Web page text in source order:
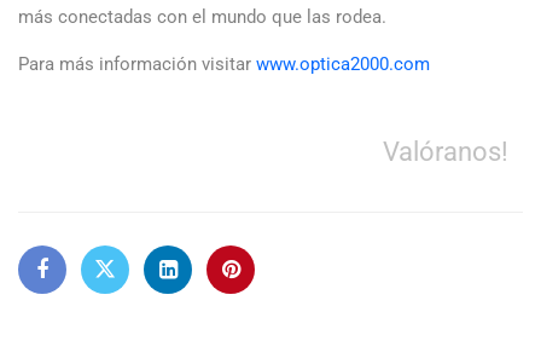
más conectadas con el mundo que las rodea.
Para más información visitar www.optica2000.com
Valóranos!